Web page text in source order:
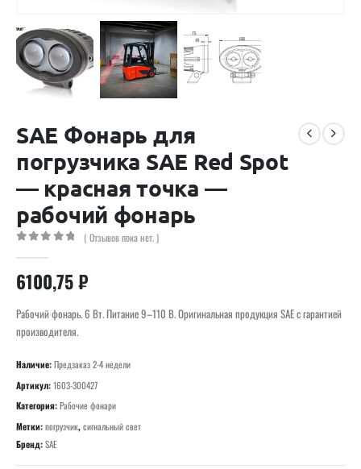
SAE Фонарь для
погрузчика SAE Red Spot
— красная точка —
рабочий фонарь
( Отзывов пока нет. )
6100,75₽
Рабочий фонарь. 6 Вт. Питание 9–110 В. Оригинальная продукция SAE с гарантией
производителя.
Наличие:Предзаказ 2-4 недели
Артикул:1603-300427
Категория:Рабочие фонари
Метки:погрузчик,сигнальный свет
Бренд:SAE